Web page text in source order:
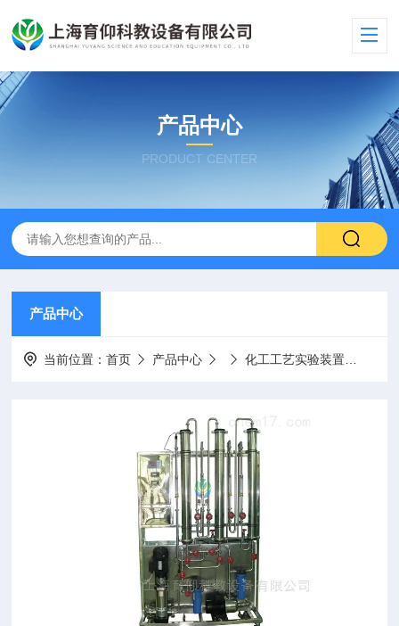
产品中心
PRODUCT CENTER
产品中心
当前位置：首页 产品中心 化工工艺实验装置